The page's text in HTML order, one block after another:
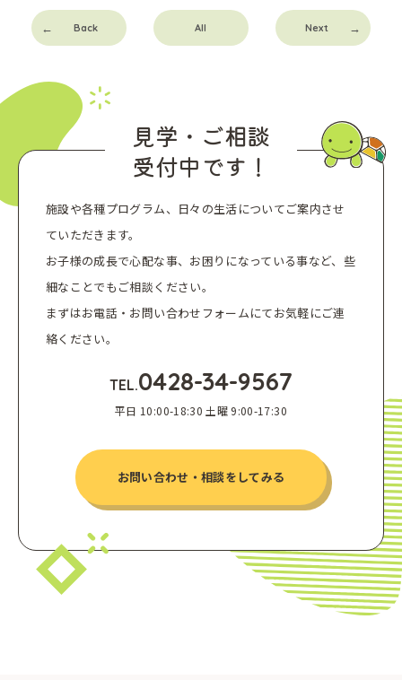
Back All Next
見学・ご相談
受付中です！
施設や各種プログラム、日々の生活についてご案内させ
ていただきます。
お子様の成長で心配な事、お困りになっている事など、些
細なことでもご相談ください。
まずはお電話・お問い合わせフォームにてお気軽にご連
絡ください。
TEL.0428-34-9567
平日 10:00-18:30 土曜 9:00-17:30
お問い合わせ・相談をしてみる